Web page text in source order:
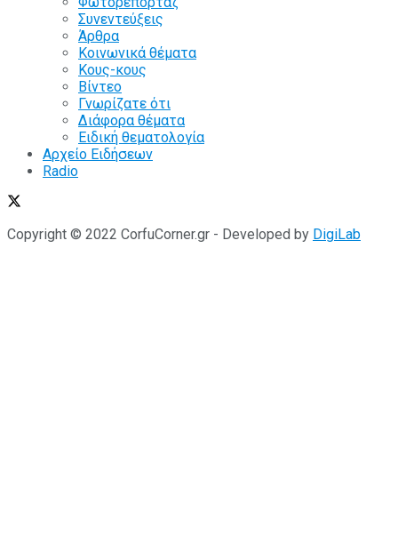
Συνεντεύξεις
Άρθρα
Κοινωνικά θέματα
Κους-κους
Βίντεο
Γνωρίζατε ότι
Διάφορα θέματα
Ειδική θεματολογία
Αρχείο Ειδήσεων
Radio
Copyright © 2022 CorfuCorner.gr - Developed by DigiLab